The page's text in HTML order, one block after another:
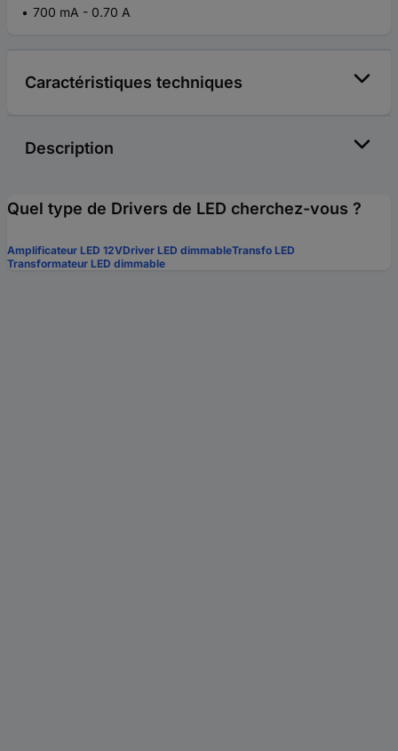
700 mA - 0.70 A
Caractéristiques techniques
Description
Quel type de Drivers de LED cherchez-vous ?
Amplificateur LED 12VDriver LED dimmableTransfo LED
Transformateur LED dimmable